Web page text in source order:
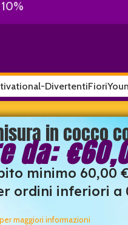
DivertentiFiori
in cocco
da:€
minimo 60,00
ordini inferiori a
maggiori informazioni